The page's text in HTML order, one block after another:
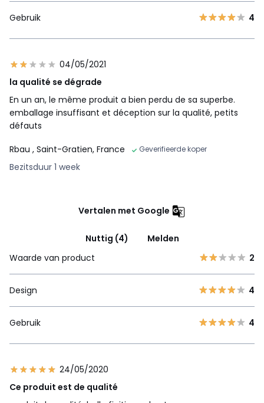
Gebruik 4
04/05/2021
la qualité se dégrade
En un an, le même produit a bien perdu de sa superbe.
emballage insuffisant et déception sur la qualité, petits
défauts
Rbau , Saint-Gratien, France Geverifieerde koper
Bezitsduur 1 week
Vertalen met Google
Nuttig (4)
Melden
Waarde van product
2
Design 4
Gebruik 4
24/05/2020
Ce produit est de qualité